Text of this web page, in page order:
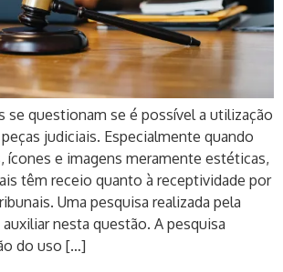
se questionam se é possível a utilização
judiciais. Especialmente quando
ícones e imagens meramente estéticas,
têm receio quanto à receptividade por
Uma pesquisa realizada pela
nesta questão. A pesquisa
do uso […]